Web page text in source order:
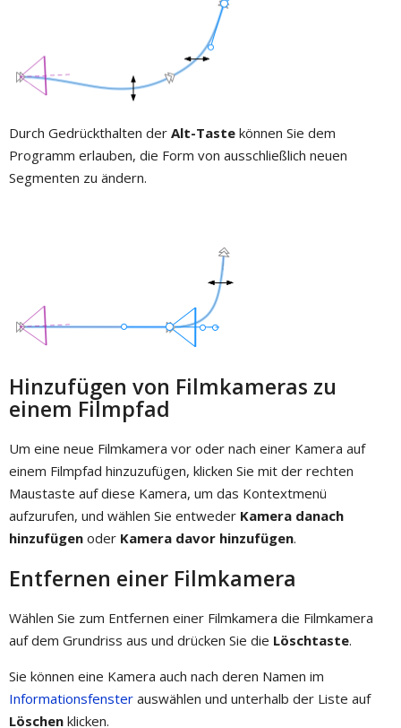
Durch Gedrückthalten der Alt-Taste können Sie dem
Programm erlauben, die Form von ausschließlich neuen
Segmenten zu ändern.
Hinzufügen von Filmkameras zu
einem Filmpfad
Um eine neue Filmkamera vor oder nach einer Kamera auf
einem Filmpfad hinzuzufügen, klicken Sie mit der rechten
Maustaste auf diese Kamera, um das Kontextmenü
aufzurufen, und wählen Sie entweder Kamera danach
hinzufügen oder Kamera davor hinzufügen.
Entfernen einer Filmkamera
Wählen Sie zum Entfernen einer Filmkamera die Filmkamera
auf dem Grundriss aus und drücken Sie die Löschtaste.
Sie können eine Kamera auch nach deren Namen im
Informationsfenster auswählen und unterhalb der Liste auf
Löschen klicken.